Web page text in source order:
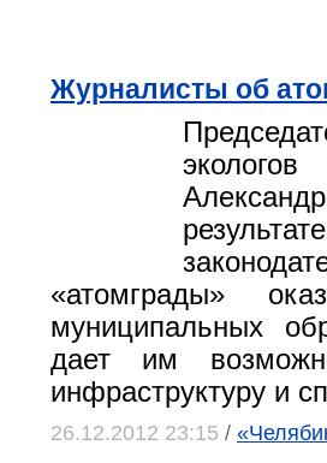
Журналисты об
«атомграды»
муниципальных
дает им
инфраструктуру и
26.12.2012 23:15 /